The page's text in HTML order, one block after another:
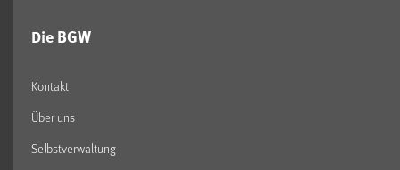
Die BGW
Kontakt
Über uns
Selbstverwaltung